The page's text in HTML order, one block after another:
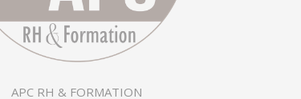
APC RH & FORMATION